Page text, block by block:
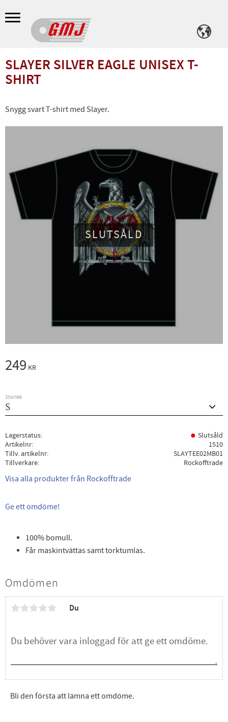
Meny
SLAYER SILVER EAGLE UNISEX T-
SHIRT
Snygg svart T-shirt med Slayer.
SLUTSÅLD
249 KR
Storlek
Lagerstatus
Slutsåld
Artikelnr
1510
Tillv. artikelnr
SLAYTEE02MB01
Tillverkare
Rockofftrade
Visa alla produkter från Rockofftrade
Ge ett omdöme!
100% bomull.
Får maskintvättas samt torktumlas.
Omdömen
Du
Bli den första att lämna ett omdöme.